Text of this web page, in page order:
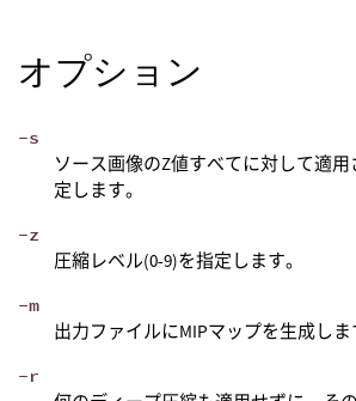
オプション
-s
ソース画像のZ値すべてに対して適
定します。
-z
圧縮レベル(0-9)を指定します。
-m
出力ファイルにMIPマップを生成しま
-r